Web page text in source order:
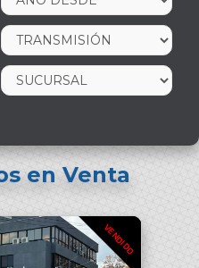
en Venta
VENDIDO